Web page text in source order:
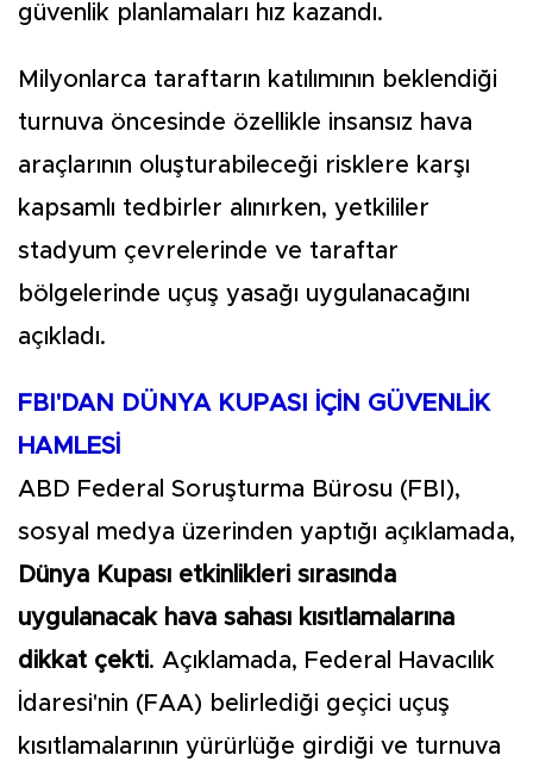
güvenlik planlamaları hız kazandı.
Milyonlarca taraftarın katılımının beklendiği
turnuva öncesinde özellikle insansız hava
araçlarının oluşturabileceği risklere karşı
kapsamlı tedbirler alınırken, yetkililer
stadyum çevrelerinde ve taraftar
bölgelerinde uçuş yasağı uygulanacağını
açıkladı.
FBI'DAN DÜNYA KUPASI İÇİN GÜVENLİK
HAMLESİ
ABD Federal Soruşturma Bürosu (FBI),
sosyal medya üzerinden yaptığı açıklamada,
Dünya Kupası etkinlikleri sırasında
uygulanacak hava sahası kısıtlamalarına
dikkat çekti. Açıklamada, Federal Havacılık
İdaresi'nin (FAA) belirlediği geçici uçuş
kısıtlamalarının yürürlüğe girdiği ve turnuva